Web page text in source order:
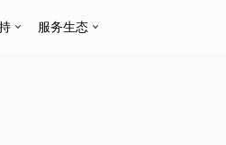
服务生态